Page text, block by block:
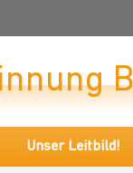
Unser Leitbild!